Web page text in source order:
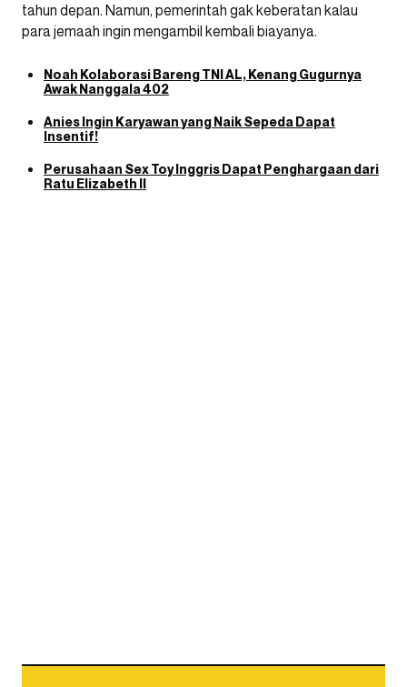
tahun depan. Namun, pemerintah gak keberatan kalau
para jemaah ingin mengambil kembali biayanya.
Noah Kolaborasi Bareng TNI AL, Kenang Gugurnya
Awak Nanggala 402
Anies Ingin Karyawan yang Naik Sepeda Dapat
Insentif!
Perusahaan Sex Toy Inggris Dapat Penghargaan dari
Ratu Elizabeth II